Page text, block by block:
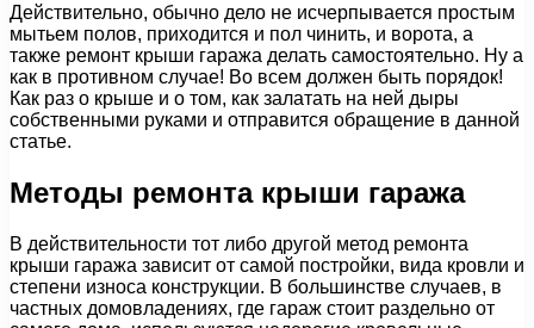
Действительно, обычно дело не исчерпывается простым
мытьем полов, приходится и пол чинить, и ворота, а
также ремонт крыши гаража делать самостоятельно. Ну а
как в противном случае! Во всем должен быть порядок!
Как раз о крыше и о том, как залатать на ней дыры
собственными руками и отправится обращение в данной
статье.
Методы ремонта крыши гаража
В действительности тот либо другой метод ремонта
крыши гаража зависит от самой постройки, вида кровли и
степени износа конструкции. В большинстве случаев, в
частных домовладениях, где гараж стоит раздельно от